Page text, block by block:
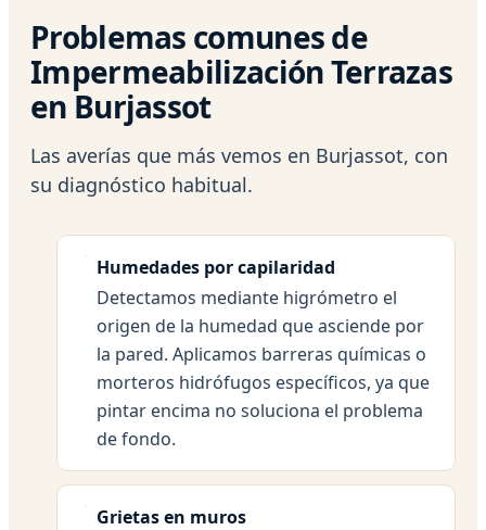
Problemas comunes de
Impermeabilización Terrazas
en Burjassot
Las averías que más vemos en Burjassot, con
su diagnóstico habitual.
Humedades por capilaridad
Detectamos mediante higrómetro el
origen de la humedad que asciende por
la pared. Aplicamos barreras químicas o
morteros hidrófugos específicos, ya que
pintar encima no soluciona el problema
de fondo.
Grietas en muros